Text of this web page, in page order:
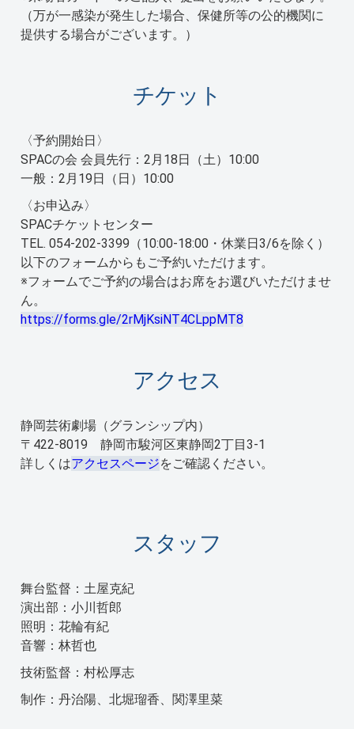
（万が一感染が発生した場合、保健所等の公的機関に
提供する場合がございます。）
チケット
〈予約開始日〉
SPACの会 会員先行：2月18日（土）10:00
一般：2月19日（日）10:00
〈お申込み〉
SPACチケットセンター
TEL. 054-202-3399（10:00-18:00・休業日3/6を除く）
以下のフォームからもご予約いただけます。
※フォームでご予約の場合はお席をお選びいただけませ
ん。
https://forms.gle/2rMjKsiNT4CLppMT8
アクセス
静岡芸術劇場（グランシップ内）
〒422-8019 静岡市駿河区東静岡2丁目3-1
詳しくはアクセスページをご確認ください。
スタッフ
舞台監督：土屋克紀
演出部：小川哲郎
照明：花輪有紀
音響：林哲也
技術監督：村松厚志
制作：丹治陽、北堀瑠香、関澤里菜